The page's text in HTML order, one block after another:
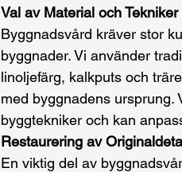
Val av Material och Tekniker
Byggnadsvård kräver stor
byggnader. Vi använder
linoljefärg, kalkputs och
med byggnadens ursprung.
byggtekniker och kan
Restaurering av
En viktig del av